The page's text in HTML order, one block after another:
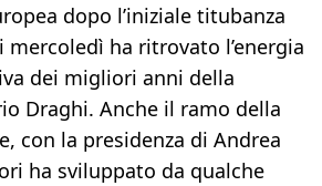
dopo l’iniziale titubanza
mercoledì ha ritrovato l’energia
dei migliori anni della
Draghi. Anche il ramo della
con la presidenza di Andrea
ha sviluppato da qualche